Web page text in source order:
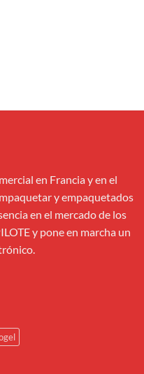
en Francia y en el
y empaquetados
en el mercado de los
y pone en marcha un